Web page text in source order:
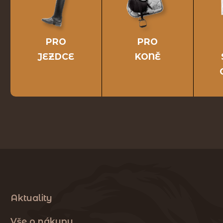
PRO
JEZDCE
PRO
KONĚ
Aktuality